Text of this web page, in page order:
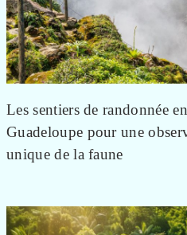
Les sentiers de randonnée en
Guadeloupe pour une
unique de la faune